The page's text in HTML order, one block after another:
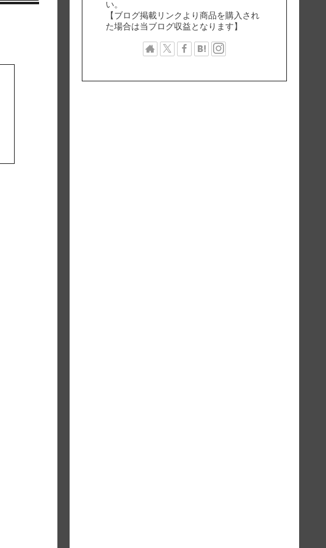
い。
【ブログ掲載リンクより商品を購入され
た場合は当ブログ収益となります】